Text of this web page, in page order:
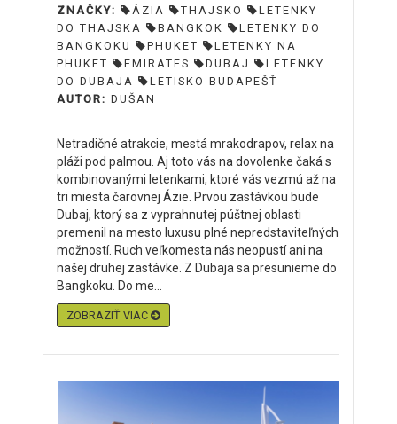
ZNAČKY:
ÁZIA THAJSKO
LETENKY
DO THAJSKA
BANGKOK
LETENKY DO
BANGKOKU
PHUKET
LETENKY NA
PHUKET
EMIRATES DUBAJ
LETENKY
DO DUBAJA
LETISKO BUDAPEŠŤ
AUTOR: DUŠAN
Netradičné atrakcie, mestá mrakodrapov, relax na
pláži pod palmou. Aj toto vás na dovolenke čaká s
kombinovanými letenkami, ktoré vás vezmú až na
tri miesta čarovnej Ázie. Prvou zastávkou bude
Dubaj, ktorý sa z vyprahnutej púštnej oblasti
premenil na mesto luxusu plné nepredstaviteľných
možností. Ruch veľkomesta nás neopustí ani na
našej druhej zastávke. Z Dubaja sa presunieme do
Bangkoku. Do me...
ZOBRAZIŤ VIAC